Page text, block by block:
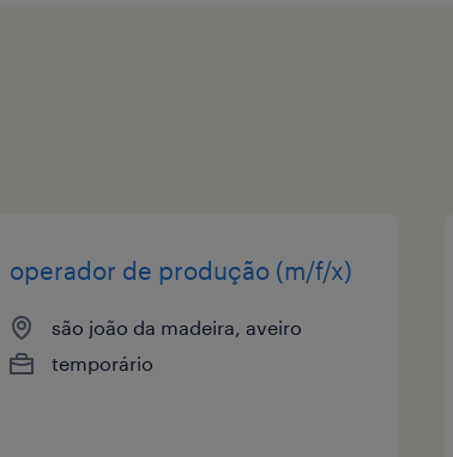
operador de produção (m/f/x)
são joão da madeira, aveiro
temporário